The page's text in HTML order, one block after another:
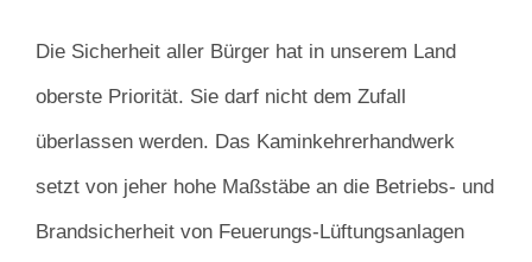
Die Sicherheit aller Bürger hat in unserem Land
oberste Priorität. Sie darf nicht dem Zufall
überlassen werden. Das Kaminkehrerhandwerk
setzt von jeher hohe Maßstäbe an die Betriebs- und
Brandsicherheit von Feuerungs-Lüftungsanlagen